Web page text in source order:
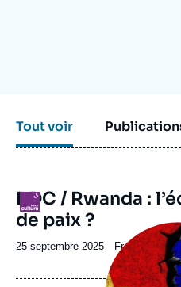
Tout voir
Logo
RDC / Rwanda :
de paix ?
25 septembre 2025—Nom
du
journal,
France Culture
principale
médiatique